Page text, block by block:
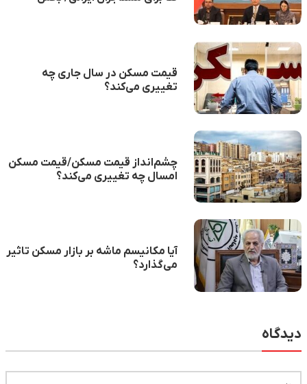
قیمت مسکن در سال جاری چه
تغییری می‌کند؟
چشم‌انداز قیمت مسکن/قیمت مسکن
امسال چه تغییری می‌کند؟
آیا مکانیسم ماشه بر بازار مسکن تاثیر
می‌گذارد؟
دیدگاه